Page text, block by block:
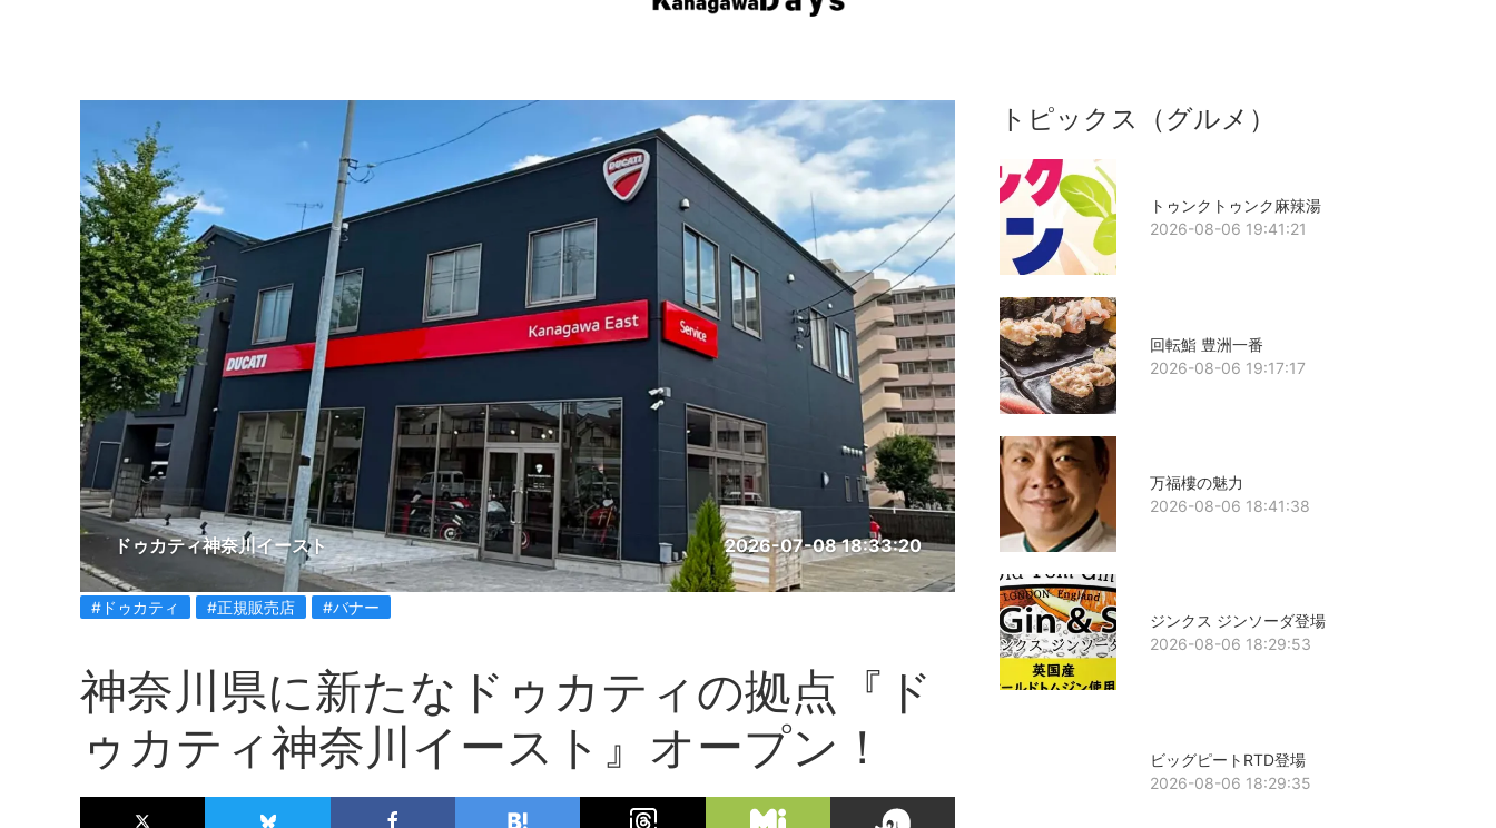
ドゥカティ神奈川イースト 2026-07-08 18:33:20
#ドゥカティ #正規販売店 #バナー
神奈川県に新たなドゥカティの拠点『ド
ゥカティ神奈川イースト』オープン！
トピックス（グルメ）
トゥンクトゥンク麻辣湯
2026-08-06 19:41:21
回転鮨 豊洲一番
2026-08-06 19:17:17
万福樓の魅力
2026-08-06 18:41:38
ジンクス ジンソーダ登場
2026-08-06 18:29:53
ビッグピートRTD登場
2026-08-06 18:29:35